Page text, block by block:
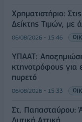
Χρηματιστήριο:
Δείκτης Τιμών, με
06/08/2026 - 15:46
ΥΠΑΑΤ:
κτηνοτρόφους
πυρετό
06/08/2026 - 15:33
Στ. Παπασταύρου: